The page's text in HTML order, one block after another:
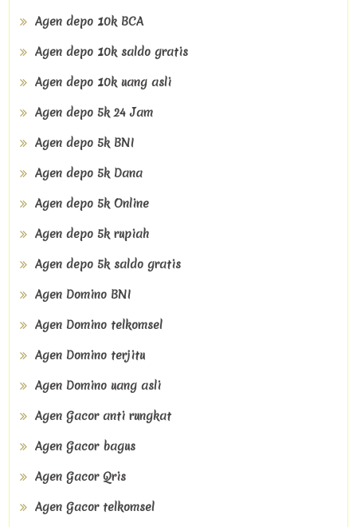
Agen depo 10k BCA
Agen depo 10k saldo gratis
Agen depo 10k uang asli
Agen depo 5k 24 Jam
Agen depo 5k BNI
Agen depo 5k Dana
Agen depo 5k Online
Agen depo 5k rupiah
Agen depo 5k saldo gratis
Agen Domino BNI
Agen Domino telkomsel
Agen Domino terjitu
Agen Domino uang asli
Agen Gacor anti rungkat
Agen Gacor bagus
Agen Gacor Qris
Agen Gacor telkomsel